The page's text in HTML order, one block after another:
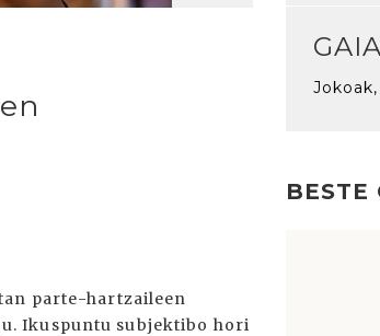
parte-hartzaileen
Ikuspuntu subjektibo hori
GAIA
BESTE